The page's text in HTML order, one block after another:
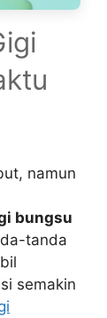
namun
bungsu
tanda
semakin